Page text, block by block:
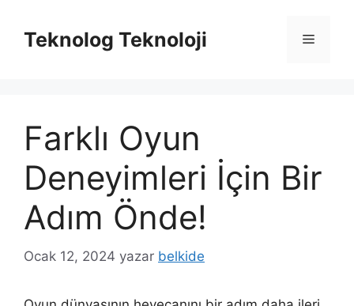
Teknolog Teknoloji Menü
Farklı Oyun
Deneyimleri İçin Bir
Adım Önde!
Ocak 12, 2024 yazar belkide